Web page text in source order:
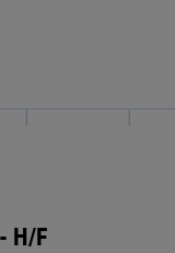
H/F